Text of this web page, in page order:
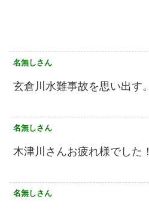
名無しさん
玄倉川水難事故を思い出す。
名無しさん
木津川さんお疲れ様でした！
名無しさん